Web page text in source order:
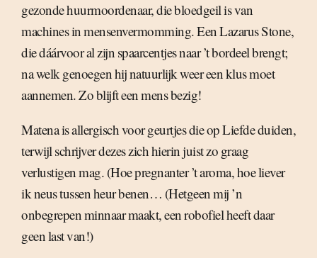
gezonde huurmoordenaar, die bloedgeil is van
machines in mensenvermomming. Een Lazarus Stone,
die dáárvoor al zijn spaarcentjes naar ’t bordeel brengt;
na welk genoegen hij natuurlijk weer een klus moet
aannemen. Zo blijft een mens bezig!
Matena is allergisch voor geurtjes die op Liefde duiden,
terwijl schrijver dezes zich hierin juist zo graag
verlustigen mag. (Hoe pregnanter ’t aroma, hoe liever
ik neus tussen heur benen… (Hetgeen mij ’n
onbegrepen minnaar maakt, een robofiel heeft daar
geen last van!)